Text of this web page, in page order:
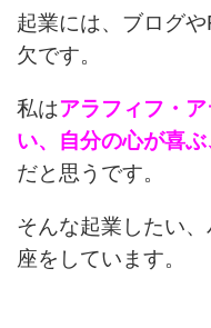
起業には、ブログ
欠です。
私はアラフィフ・
い、自分の心が喜
だと思うです。
そんな起業したい
座をしています。